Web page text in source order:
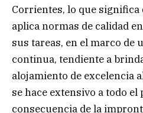
Corrientes, lo que
aplica normas de calidad
sus tareas, en el marco de
continua, tendiente a
alojamiento de excelencia
se hace extensivo a todo el
consecuencia de la